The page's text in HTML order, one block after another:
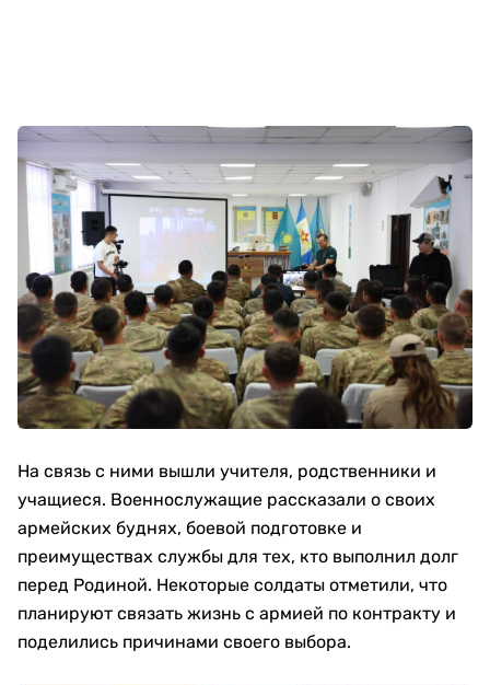
На связь с ними вышли учителя, родственники и
учащиеся. Военнослужащие рассказали о своих
армейских буднях, боевой подготовке и
преимуществах службы для тех, кто выполнил долг
перед Родиной. Некоторые солдаты отметили, что
планируют связать жизнь с армией по контракту и
поделились причинами своего выбора.